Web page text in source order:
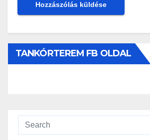
TANKÓRTEREM FB OLDAL